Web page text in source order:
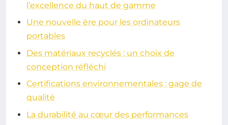
l’excellence du haut de gamme
Une nouvelle ère pour les ordinateurs
portables
Des matériaux recyclés : un choix de
conception réfléchi
Certifications environnementales : gage de
qualité
La durabilité au cœur des performances